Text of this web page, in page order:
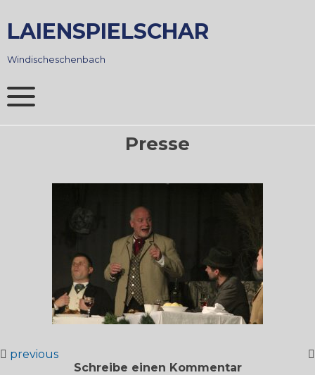
to
content
LAIENSPIELSCHAR
Windischeschenbach
Presse
previous
Schreibe einen Kommentar